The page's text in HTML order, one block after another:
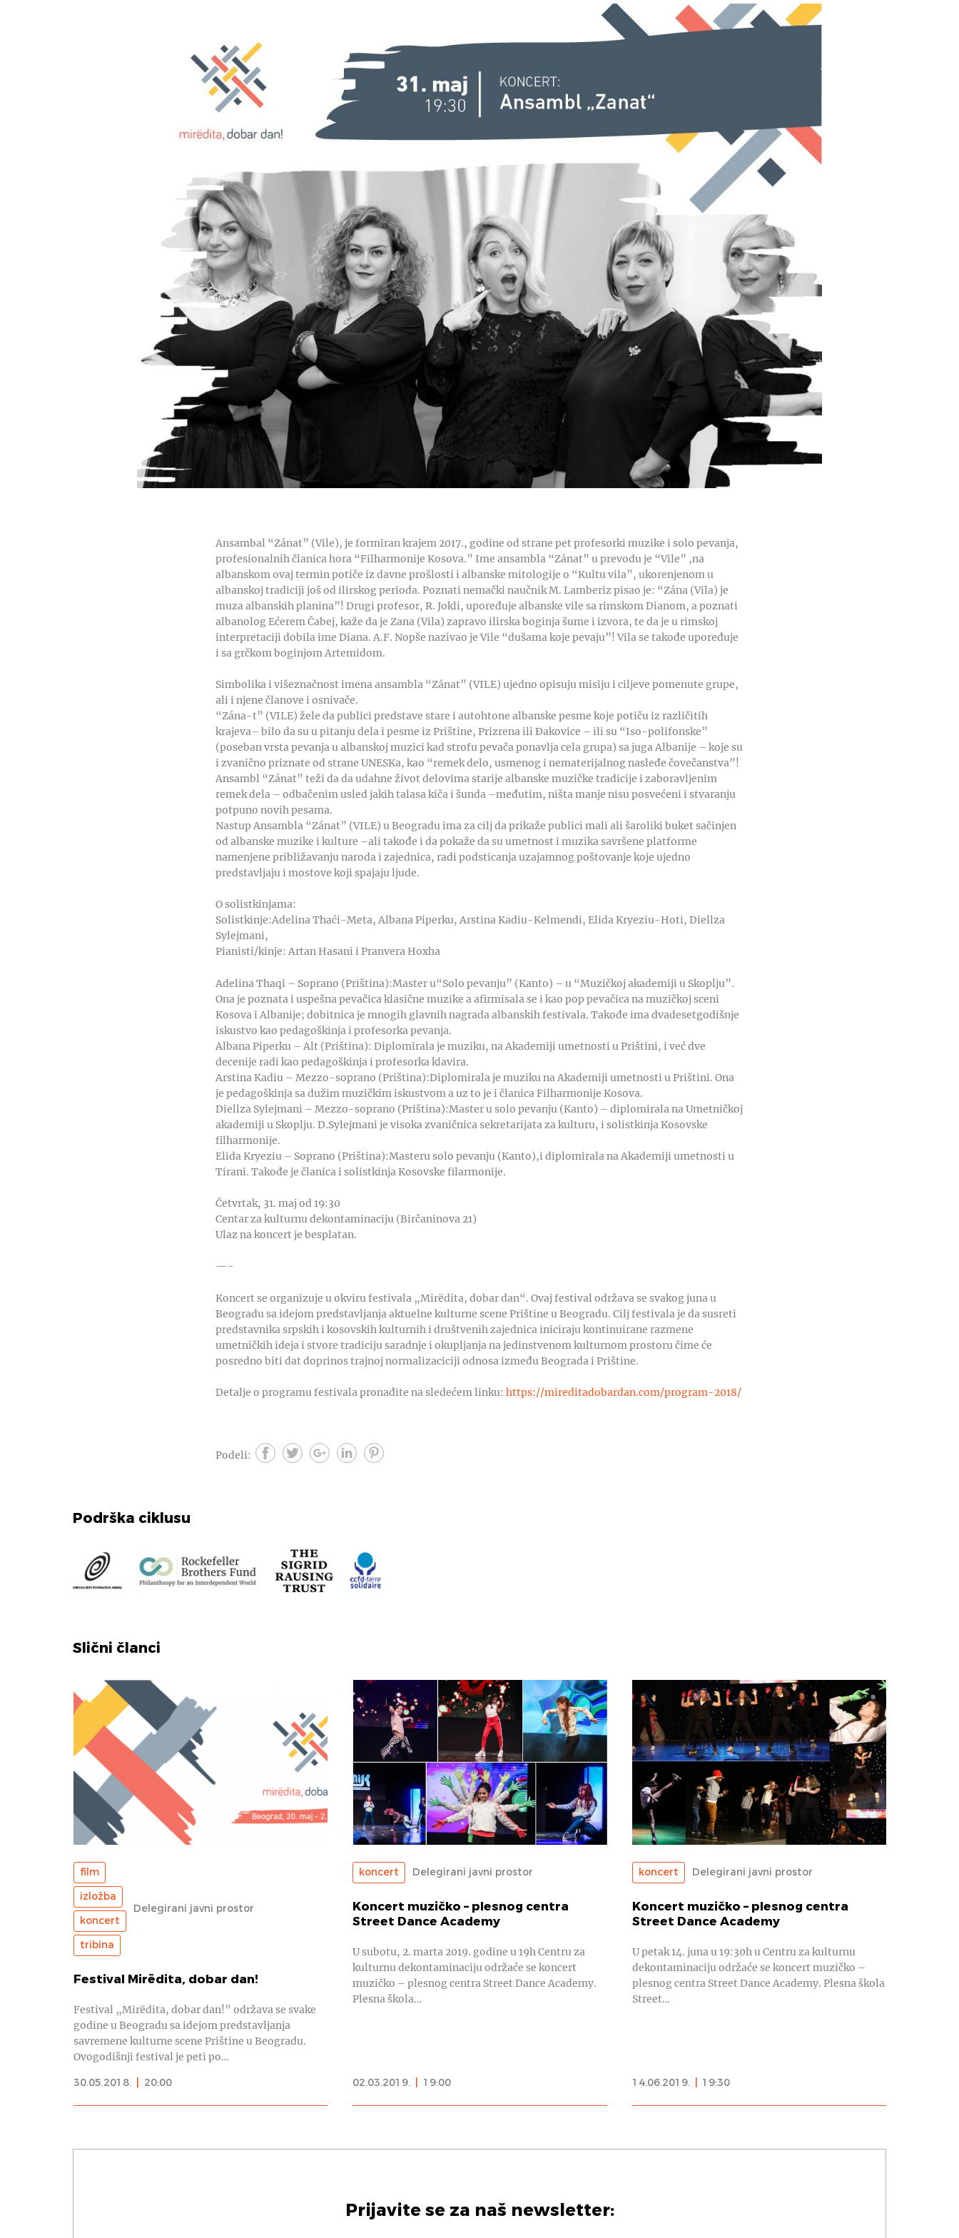
Ansambal “Zánat” (Vile), je formiran krajem 2017., godine od strane pet profesorki muzike i solo pevanja,
profesionalnih članica hora “Filharmonije Kosova.” Ime ansambla “Zánat” u prevodu je “Vile” ,na
albanskom ovaj termin potiče iz davne prošlosti i albanske mitologije o “Kultu vila”, ukorenjenom u
albanskoj tradiciji još od ilirskog perioda. Poznati nemački naučnik M. Lamberiz pisao je: “Zána (Vila) je
muza albanskih planina”! Drugi profesor, R. Jokli, upoređuje albanske vile sa rimskom Dianom, a poznati
albanolog Ećerem Čabej, kaže da je Zana (Vila) zapravo ilirska boginja šume i izvora, te da je u rimskoj
interpretaciji dobila ime Diana. A.F. Nopše nazivao je Vile “dušama koje pevaju”! Vila se takođe upoređuje
i sa grčkom boginjom Artemidom.
Simbolika i višeznačnost imena ansambla “Zánat” (VILE) ujedno opisuju misiju i ciljeve pomenute grupe,
ali i njene članove i osnivače.
“Zána-t” (VILE) žele da publici predstave stare i autohtone albanske pesme koje potiču iz različitih
krajeva– bilo da su u pitanju dela i pesme iz Prištine, Prizrena ili Đakovice – ili su “Iso-polifonske”
(poseban vrsta pevanja u albanskoj muzici kad strofu pevača ponavlja cela grupa) sa juga Albanije – koje su
i zvanično priznate od strane UNESKa, kao “remek delo, usmenog i nematerijalnog nasleđe čovečanstva”!
Ansambl “Zánat” teži da da udahne život delovima starije albanske muzičke tradicije i zaboravljenim
remek dela – odbačenim usled jakih talasa kiča i šunda –međutim, ništa manje nisu posvećeni i stvaranju
potpuno novih pesama.
Nastup Ansambla “Zánat” (VILE) u Beogradu ima za cilj da prikaže publici mali ali šaroliki buket sačinjen
od albanske muzike i kulture –ali takođe i da pokaže da su umetnost i muzika savršene platforme
namenjene približavanju naroda i zajednica, radi podsticanja uzajamnog poštovanje koje ujedno
predstavljaju i mostove koji spajaju ljude.
O solistkinjama:
Solistkinje:Adelina Thaći-Meta, Albana Piperku, Arstina Kadiu-Kelmendi, Elida Kryeziu-Hoti, Diellza
Sylejmani,
Pianisti/kinje: Artan Hasani i Pranvera Hoxha
Adelina Thaqi – Soprano (Priština):Master u“Solo pevanju” (Kanto) – u “Muzičkoj akademiji u Skoplju”.
Ona je poznata i uspešna pevačica klasične muzike a afirmisala se i kao pop pevačica na muzičkoj sceni
Kosova i Albanije; dobitnica je mnogih glavnih nagrada albanskih festivala. Takođe ima dvadesetgodišnje
iskustvo kao pedagoškinja i profesorka pevanja.
Albana Piperku – Alt (Priština): Diplomirala je muziku, na Akademiji umetnosti u Prištini, i već dve
decenije radi kao pedagoškinja i profesorka klavira.
Arstina Kadiu – Mezzo-soprano (Priština):Diplomirala je muziku na Akademiji umetnosti u Prištini. Ona
je pedagoškinja sa dužim muzičkim iskustvom a uz to je i članica Filharmonije Kosova.
Diellza Sylejmani – Mezzo-soprano (Priština):Master u solo pevanju (Kanto) – diplomirala na Umetničkoj
akademiji u Skoplju. D.Sylejmani je visoka zvaničnica sekretarijata za kulturu, i solistkinja Kosovske
filharmonije.
Elida Kryeziu – Soprano (Priština):Masteru solo pevanju (Kanto),i diplomirala na Akademiji umetnosti u
Tirani. Takođe je članica i solistkinja Kosovske filarmonije.
Četvrtak, 31. maj od 19:30
Centar za kulturnu dekontaminaciju (Birčaninova 21)
Ulaz na koncert je besplatan.
—-
Koncert se organizuje u okviru festivala „Mirëdita, dobar dan“. Ovaj festival održava se svakog juna u
Beogradu sa idejom predstavljanja aktuelne kulturne scene Prištine u Beogradu. Cilj festivala je da susreti
predstavnika srpskih i kosovskih kulturnih i društvenih zajednica iniciraju kontinuirane razmene
umetničkih ideja i stvore tradiciju saradnje i okupljanja na jedinstvenom kulturnom prostoru čime će
posredno biti dat doprinos trajnoj normalizaciciji odnosa između Beograda i Prištine.
Detalje o programu festivala pronađite na sledećem linku: https://mireditadobardan.com/program-2018/
Podeli:
Podrška ciklusu
Slični članci
film
izložba
koncert
tribina
Delegirani javni prostor
Festival Mirëdita, dobar dan!
Festival „Mirëdita, dobar dan!” održava se svake
godine u Beogradu sa idejom predstavljanja
savremene kulturne scene Prištine u Beogradu.
Ovogodišnji festival je peti po…
30.05.2018.
20:00
koncert Delegirani javni prostor
Koncert muzičko – plesnog centra
Street Dance Academy
U subotu, 2. marta 2019. godine u 19h Centru za
kulturnu dekontaminaciju održaće se koncert
muzičko – plesnog centra Street Dance Academy.
Plesna škola…
02.03.2019. 19:00
koncert Delegirani javni prostor
Koncert muzičko – plesnog centra
Street Dance Academy
U petak 14. juna u 19:30h u Centru za kulturnu
dekontaminaciju održaće se koncert muzičko –
plesnog centra Street Dance Academy. Plesna škola
Street…
14.06.2019. 19:30
Prijavite se za naš newsletter: